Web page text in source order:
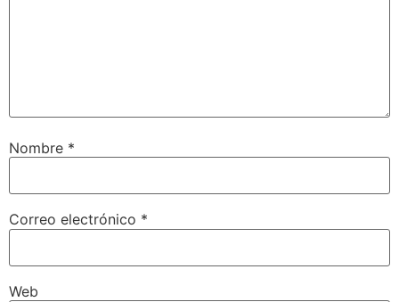
Nombre *
Correo electrónico *
Web